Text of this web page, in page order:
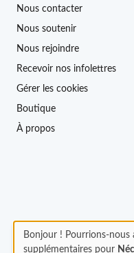
Nous contacter
Nous soutenir
Nous rejoindre
Recevoir nos infolettres
Gérer les cookies
Boutique
À propos
Bonjour ! Pourrions-nous
supplémentaires pour